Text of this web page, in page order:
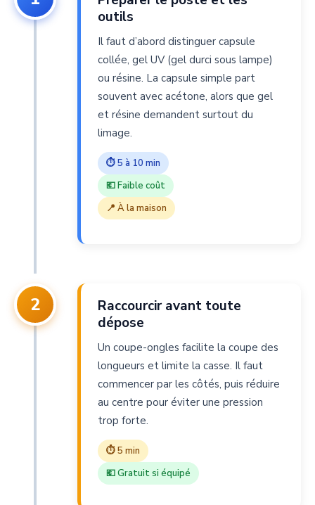
outils
Il faut d’abord distinguer capsule
collée, gel UV (gel durci sous lampe)
ou résine. La capsule simple part
souvent avec acétone, alors que gel
et résine demandent surtout du
limage.
⏱ 5 à 10 min
💶 Faible coût
📍 À la maison
2
Raccourcir avant toute
dépose
Un coupe-ongles facilite la coupe des
longueurs et limite la casse. Il faut
commencer par les côtés, puis réduire
au centre pour éviter une pression
trop forte.
⏱ 5 min
💶 Gratuit si équipé